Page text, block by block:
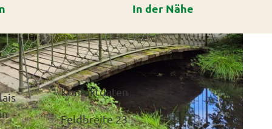
In der Nähe
Kontaktdaten
Feldbreite 23